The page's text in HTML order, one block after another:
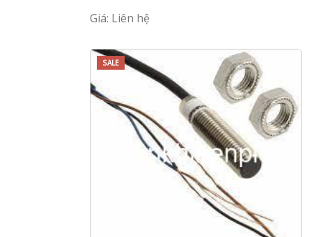
Giá: Liên hệ
SALE